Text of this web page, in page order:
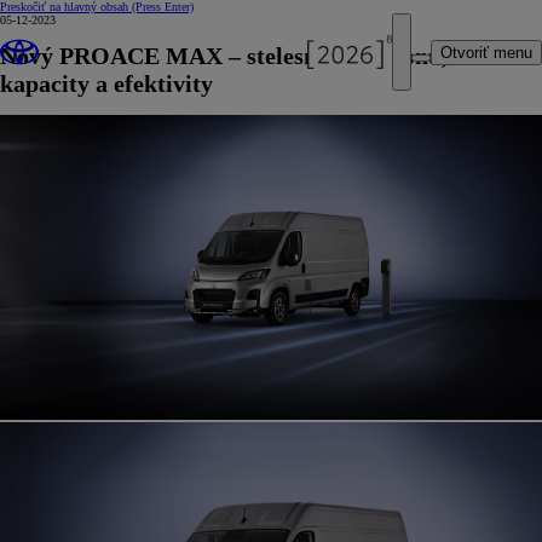
Preskočiť na hlavný obsah (Press Enter)
Otvoriť menu
05-12-2023
Nový PROACE MAX – stelesnenie výkonu,
kapacity a efektivity